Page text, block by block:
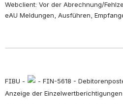
Webclient: Vor der Abrechnung/
eAU Meldungen, Ausführen,
FIBU -
- FIN-5618 -
Anzeige der Einzelwertberichtigungen